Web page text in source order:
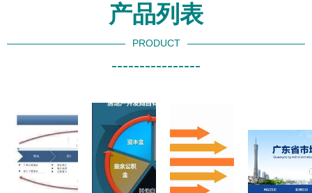
产品列表
PRODUCT
----------------